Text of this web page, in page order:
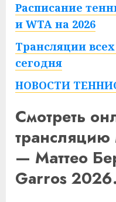
Расписание
и WTA на 2026
Трансляции
сегодня
НОВОСТИ
Смотреть
— Маттео
Garros